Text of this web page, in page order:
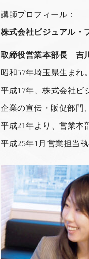
講師プロフィール：
株式会社ビジュアル
取締役営業本部長 吉
昭和57年埼玉県生まれ。
平成17年、株式会社ビ
企業の宣伝・販促部門
平成21年より、営業本
平成25年1月営業担当